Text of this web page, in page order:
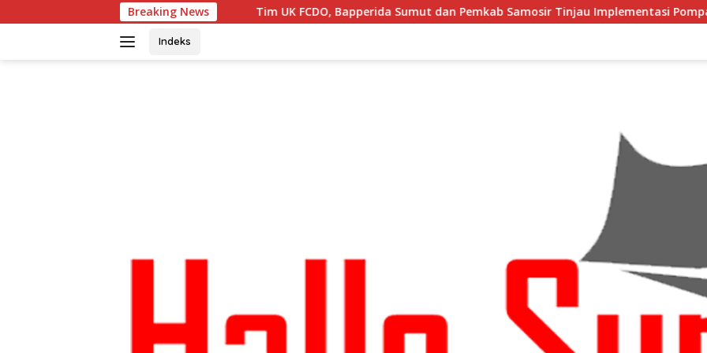
ke
Breaking News
Tim UK FCDO, Bapperida Sumut dan Pemkab Samosir Tinjau Implementasi Pompa Air Tenaga
Indeks